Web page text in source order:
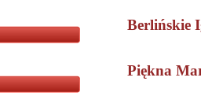
Berlińskie
Piękna